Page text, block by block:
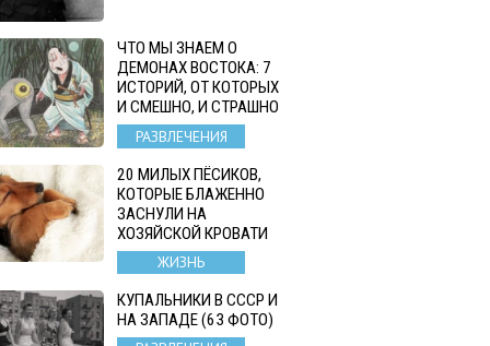
ЧТО МЫ ЗНАЕМ О
ДЕМОНАХ ВОСТОКА: 7
ИСТОРИЙ, ОТ КОТОРЫХ
И СМЕШНО, И СТРАШНО
РАЗВЛЕЧЕНИЯ
20 МИЛЫХ ПЁСИКОВ,
КОТОРЫЕ БЛАЖЕННО
ЗАСНУЛИ НА
ХОЗЯЙСКОЙ КРОВАТИ
ЖИЗНЬ
КУПАЛЬНИКИ В СССР И
НА ЗАПАДЕ (63 ФОТО)